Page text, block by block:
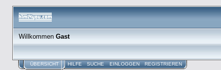
WillkommenGast
ÜBERSICHT HILFE SUCHE EINLOGGEN REGISTRIEREN